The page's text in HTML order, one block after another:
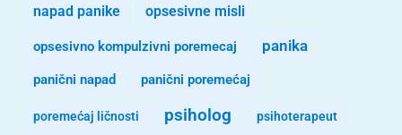
napad panike opsesivne misli
opsesivno kompulzivni poremecaj panika
panični napad panični poremećaj
poremećaj ličnosti psiholog psihoterapeut